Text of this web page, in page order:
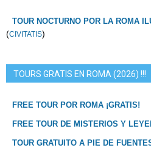
TOUR NOCTURNO POR LA ROMA
(CIVITATIS)
TOURS GRATIS EN ROMA (2026) !!!
FREE TOUR POR ROMA ¡GRATIS!
FREE TOUR DE MISTERIOS Y
TOUR GRATUITO A PIE DE